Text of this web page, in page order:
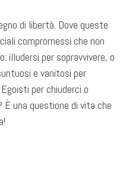
di libertà. Dove queste
compromessi che non
illudersi per sopravvivere, o
e vanitosi per
per chiuderci o
È una questione di vita che